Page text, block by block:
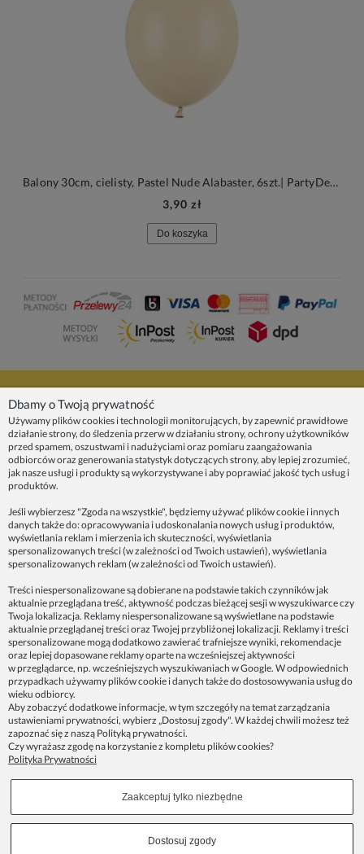
Balony 30cm, cielisty, Pastel Nude Alabaster, 6szt.| PartyDeco Strong Balloons
3,90 zł
Do koszyka
INFORMACJE
ZAINSPIRUJ SIĘ!
Dane firmy:
Spoko Motyw, Małgorzata Nowak-Staszak
ul. Skowronia 3D/4, 30-650 Kraków
telefon: 512821491
e-mail:kontakt@spoko-motyw.pl
konto do wpłat przelewem:
92 1140 2004 0000 3202 7758 0405
Punkt odbioru zamówień:
Pracownia Spoko Motyw
ul. Wadowicka 8i (za szlabanem, wejście z tyłu
budynku), 30-415 Kraków
Copyrights © 2023 - SPOKO-MOTYW.PL
Dbamy o Twoją prywatność
Używamy plików cookies i technologii monitorujących, by zapewnić prawidłowe
działanie strony, do śledzenia przerw w działaniu strony, ochrony użytkowników
przed spamem, oszustwami i nadużyciami oraz pomiaru zaangażowania
odbiorców oraz generowania statystyk dotyczących strony, aby lepiej zrozumieć,
jak nasze usługi i produkty są wykorzystywane i aby poprawiać jakość tych usług i
produktów.
Jeśli wybierzesz "Zgoda na wszystkie", będziemy używać plików cookie i innych
danych także do: opracowywania i udoskonalania nowych usług i produktów,
wyświetlania reklam i mierzenia ich skuteczności, wyświetlania
spersonalizowanych treści (w zależności od Twoich ustawień), wyświetlania
spersonalizowanych reklam (w zależności od Twoich ustawień).
Treści niespersonalizowane są dobierane na podstawie takich czynników jak
aktualnie przeglądana treść, aktywność podczas bieżącej sesji w wyszukiwarce czy
Twoja lokalizacja. Reklamy niespersonalizowane są wyświetlane na podstawie
aktualnie przeglądanej treści oraz Twojej przybliżonej lokalizacji. Reklamy i treści
spersonalizowane mogą dodatkowo zawierać trafniejsze wyniki, rekomendacje
oraz lepiej dopasowane reklamy oparte na wcześniejszej aktywności
w przeglądarce, np. wcześniejszych wyszukiwaniach w Google. W odpowiednich
przypadkach używamy plików cookie i danych także do dostosowywania usług do
wieku odbiorcy.
Aby zobaczyć dodatkowe informacje, w tym szczegóły na temat zarządzania
ustawieniami prywatności, wybierz „Dostosuj zgody". W każdej chwili możesz też
zapoznać się z naszą Polityką prywatności.
Czy wyrażasz zgodę na korzystanie z kompletu plików cookies?
Polityka Prywatności
Zaakceptuj tylko niezbędne
Dostosuj zgody